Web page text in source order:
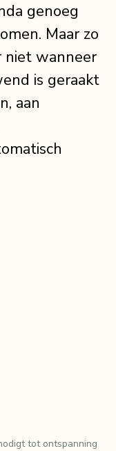
genoeg
Maar zo
wanneer
is geraakt
aan
tot ontspanning